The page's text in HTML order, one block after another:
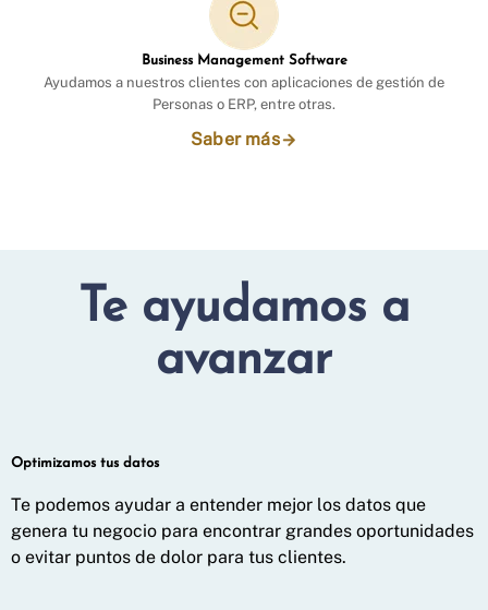
Business Management Software
Ayudamos a nuestros clientes con aplicaciones de gestión de
Personas o ERP, entre otras.
Saber más
Te ayudamos a
avanzar
Optimizamos tus datos
Te podemos ayudar a entender mejor los datos que
genera tu negocio para encontrar grandes oportunidades
o evitar puntos de dolor para tus clientes.